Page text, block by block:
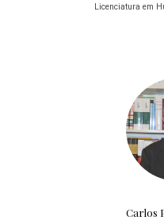
Licenciatura em
Carlos